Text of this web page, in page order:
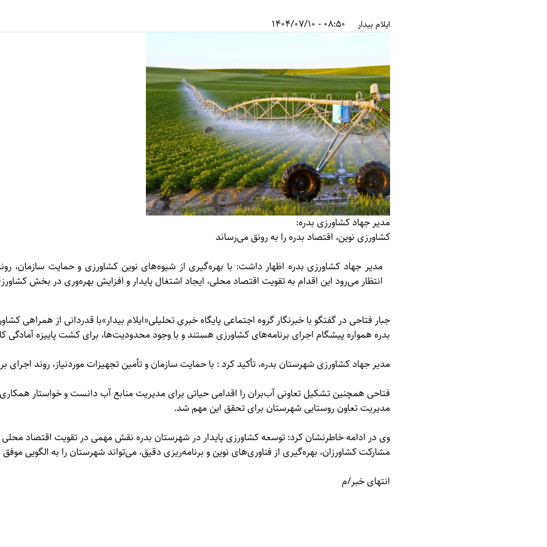
ایلام بیدار 08:50 - 1404/07/10
مدیر جهاد کشاورزی بدره:
کشاورزی نوین، اقتصاد بدره را به رونق می‌رساند
مدیر جهاد کشاورزی بدره اظهار داشت: با بهره‌گیری از شیوه‌های نوین کشاورزی و حمایت سازمان،
انتظار می‌رود این اقدام به تقویت اقتصاد محلی، ایجاد اشتغال پایدار و افزایش بهره‌وری در بخش
جبار فتاحی در گفتگو با خبرنگار گروه اجتماعی پایگاه خبری تحلیلی«ایلام بیدار»با قدردانی از همراهی
بدره همواره پیشگام اجرای برنامه‌های کشاورزی هستند و با وجود محدودیت‌ها، برای کشت پاییزه آمادگی
مدیر جهاد کشاورزی شهرستان بدره، تأکید کرد : با حمایت سازمان و تأمین تجهیزات موردنیاز، روند
فتاحی همچنین تشکیل تعاونی آب‌بران را اقدامی حیاتی برای مدیریت منابع آب دانست و خواستار همکاری
مدیریت تعاون روستایی شهرستان برای تحقق این مهم شد.
وی در ادامه خاطرنشان کرد: توسعه کشاورزی پایدار در شهرستان بدره نقش مهمی در تقویت اقتصاد محلی
مشارکت کشاورزان، بهره‌گیری از فناوری‌های نوین و برنامه‌ریزی دقیق، می‌تواند شهرستان را به الگویی
انتهای خبر/م